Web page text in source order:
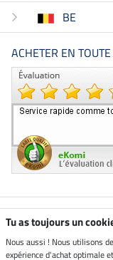
BE
ACHETER EN
Boutique
Tu as toujours un
Nous aussi ! Nous utilisons
expérience d'achat optimale